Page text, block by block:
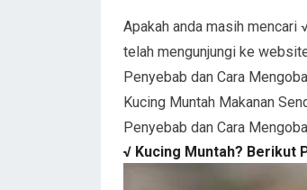
Apakah anda masih mencari
telah mengunjungi ke
Penyebab dan Cara
Kucing Muntah Makanan
Penyebab dan Cara
√ Kucing Muntah? Berikut